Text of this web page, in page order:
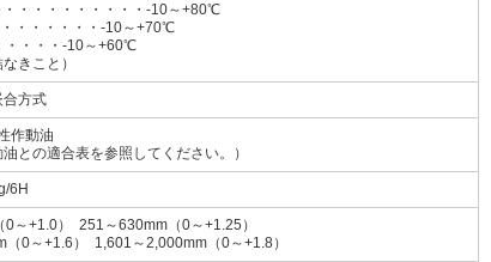
・・・・・・・・・-10～+80℃
・・・・・・-10～+70℃
・・-10～+60℃
きこと）
合方式
作動油
との適合表を参照してください。）
6H
～+1.0） 251～630mm（0～+1.25）
0～+1.6） 1,601～2,000mm（0～+1.8）